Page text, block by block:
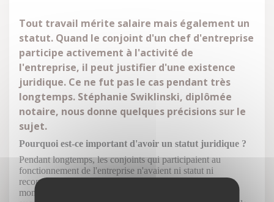
Tout travail mérite salaire mais également un
statut. Quand le conjoint d'un chef d'entreprise
participe activement à l'activité de
l'entreprise, il peut justifier d'une existence
juridique. Ce ne fut pas le cas pendant très
longtemps. Stéphanie Swiklinski, diplômée
notaire, nous donne quelques précisions sur le
sujet.
Pourquoi est-ce important d'avoir un statut juridique ?
Pendant longtemps, les conjoints qui participaient au
fonctionnement de l'entreprise n'avaient ni statut ni
reconnaissance. Ils se retrouvaient donc "sans rien" au
moment de prendre leur retraite notamment. Ils n'avaient